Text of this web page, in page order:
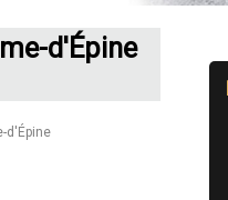
d'Épine
d'Épine